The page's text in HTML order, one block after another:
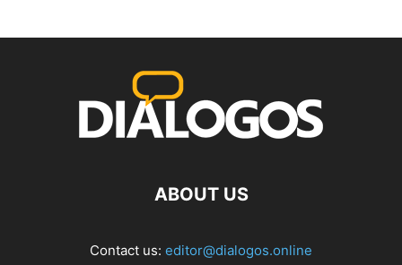
ABOUT US
Contact us: editor@dialogos.online